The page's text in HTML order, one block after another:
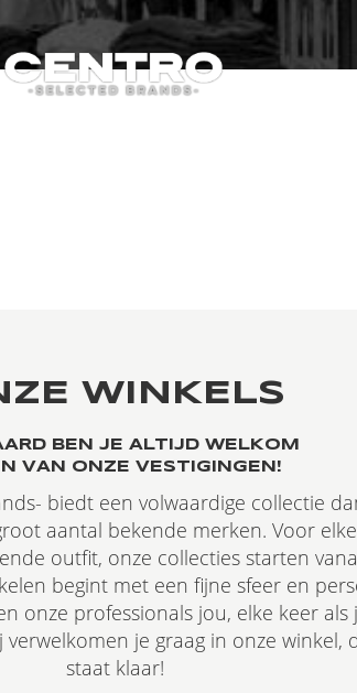
WINKELS
BEN JE ALTIJD WELKOM
VAN ONZE VESTIGINGEN!
biedt een volwaardige collectie
aantal bekende merken. Voor
outfit, onze collecties starten
begint met een fijne sfeer en
onze professionals jou, elke keer als
je graag in onze winkel,
staat klaar!